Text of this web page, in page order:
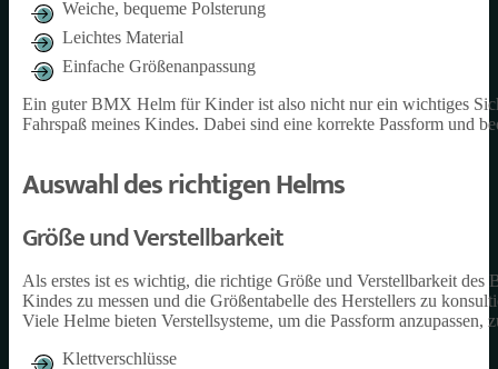
Weiche, bequeme Polsterung
Leichtes Material
Einfache Größenanpassung
Ein guter BMX Helm für Kinder ist also nicht nur ein wichtiges
Fahrspaß meines Kindes. Dabei sind eine korrekte Passform und
Auswahl des richtigen Helms
Größe und Verstellbarkeit
Als erstes ist es wichtig, die richtige Größe und Verstellbarkeit
Kindes zu messen und die Größentabelle des Herstellers zu
Viele Helme bieten Verstellsysteme, um die Passform anzupassen,
Klettverschlüsse